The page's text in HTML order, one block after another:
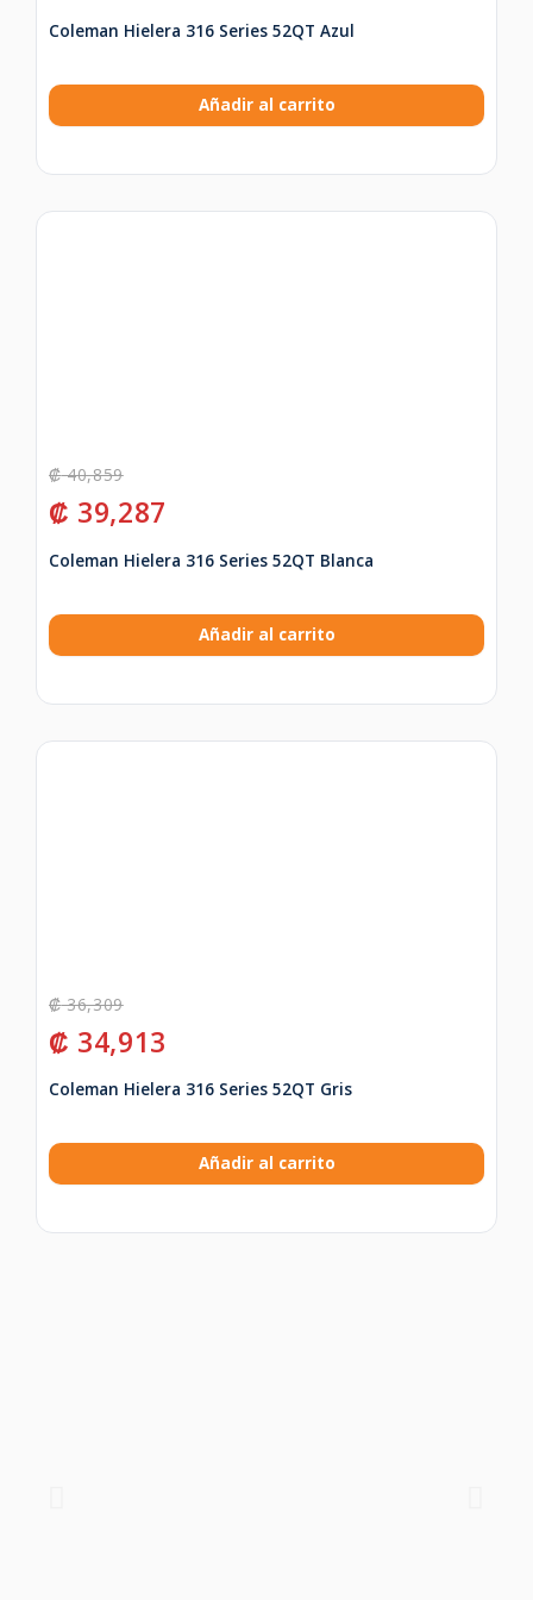
Coleman Hielera 316 Series 52QT Azul
Añadir al carrito
₡40,859
₡ 39,287
Coleman Hielera 316 Series 52QT Blanca
Añadir al carrito
₡36,309
₡ 34,913
Coleman Hielera 316 Series 52QT Gris
Añadir al carrito